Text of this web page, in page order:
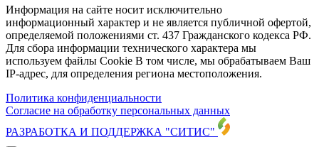
Информация на сайте носит исключительно
информационный характер и не является публичной офертой,
определяемой положениями ст. 437 Гражданского кодекса РФ.
Для сбора информации технического характера мы
используем файлы Cookie В том числе, мы обрабатываем Ваш
IP-адрес, для определения региона местоположения.
Политика конфиденциальности
Согласие на обработку персональных данных
РАЗРАБОТКА И ПОДДЕРЖКА "СИТИС"